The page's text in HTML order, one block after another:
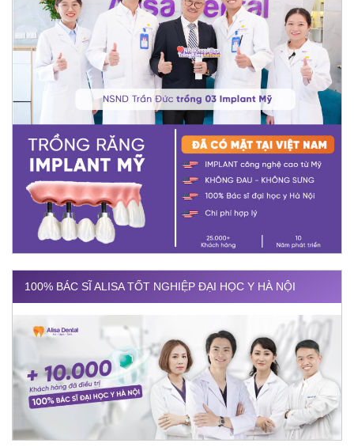
100% BÁC SĨ ALISA TỐT NGHIỆP ĐẠI HỌC Y HÀ NỘI